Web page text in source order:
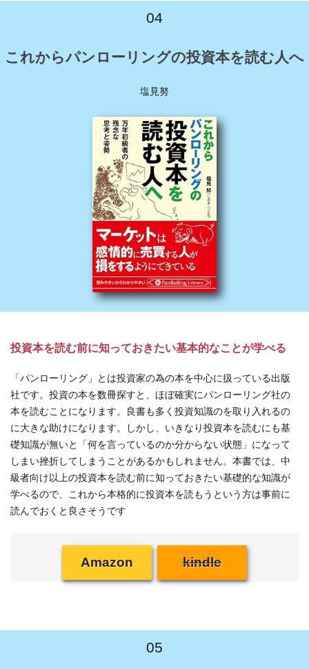
04
これからパンローリングの投資本を読む人へ
塩見努
投資本を読む前に知っておきたい基本的なことが学べる
「パンローリング」とは投資家の為の本を中心に扱っている出版
社です。投資の本を数冊探すと、ほぼ確実にパンローリング社の
本を読むことになります。良書も多く投資知識のを取り入れるの
に大きな助けになります。しかし、いきなり投資本を読むにも基
礎知識が無いと「何を言っているのか分からない状態」になって
しまい挫折してしまうことがあるかもしれません。本書では、中
級者向け以上の投資本を読む前に知っておきたい基礎的な知識が
学べるので、これから本格的に投資本を読もうという方は事前に
読んでおくと良さそうです
Amazon kindle
05